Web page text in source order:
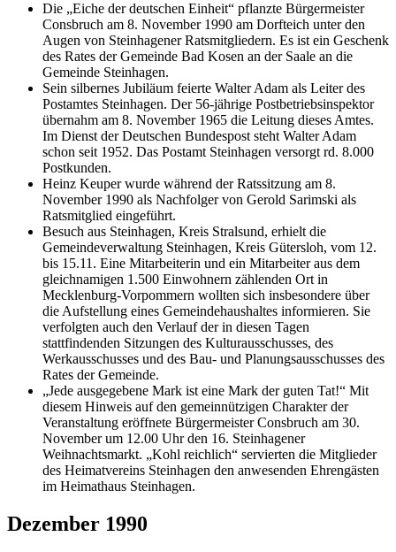
Die „Eiche der deutschen Einheit“ pflanzte Bürgermeister
Consbruch am 8. November 1990 am Dorfteich unter den
Augen von Steinhagener Ratsmitgliedern. Es ist ein Geschenk
des Rates der Gemeinde Bad Kosen an der Saale an die
Gemeinde Steinhagen.
Sein silbernes Jubiläum feierte Walter Adam als Leiter des
Postamtes Steinhagen. Der 56-jährige Postbetriebsinspektor
übernahm am 8. November 1965 die Leitung dieses Amtes.
Im Dienst der Deutschen Bundespost steht Walter Adam
schon seit 1952. Das Postamt Steinhagen versorgt rd. 8.000
Postkunden.
Heinz Keuper wurde während der Ratssitzung am 8.
November 1990 als Nachfolger von Gerold Sarimski als
Ratsmitglied eingeführt.
Besuch aus Steinhagen, Kreis Stralsund, erhielt die
Gemeindeverwaltung Steinhagen, Kreis Gütersloh, vom 12.
bis 15.11. Eine Mitarbeiterin und ein Mitarbeiter aus dem
gleichnamigen 1.500 Einwohnern zählenden Ort in
Mecklenburg-Vorpommern wollten sich insbesondere über
die Aufstellung eines Gemeindehaushaltes informieren. Sie
verfolgten auch den Verlauf der in diesen Tagen
stattfindenden Sitzungen des Kulturausschusses, des
Werkausschusses und des Bau- und Planungsausschusses des
Rates der Gemeinde.
„Jede ausgegebene Mark ist eine Mark der guten Tat!“ Mit
diesem Hinweis auf den gemeinnützigen Charakter der
Veranstaltung eröffnete Bürgermeister Consbruch am 30.
November um 12.00 Uhr den 16. Steinhagener
Weihnachtsmarkt. „Kohl reichlich“ servierten die Mitglieder
des Heimatvereins Steinhagen den anwesenden Ehrengästen
im Heimathaus Steinhagen.
Dezember 1990